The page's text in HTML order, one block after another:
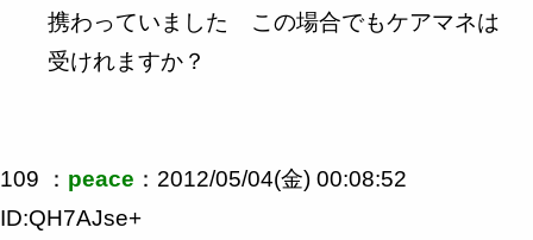
携わっていました この場合でもケアマネは
受けれますか？
109 ： peace ：2012/05/04(金) 00:08:52
ID:QH7AJse+